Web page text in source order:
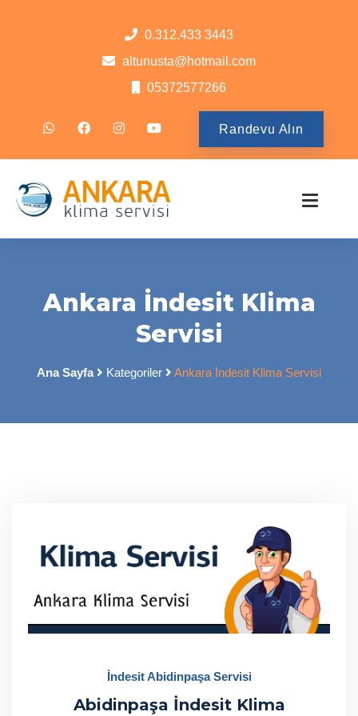
0.312.433 3443
altunusta@hotmail.com
05372577266
Randevu Alın
Ankara İndesit Klima
Servisi
Ana Sayfa Kategoriler Ankara İndesit Klima Servisi
İndesit Abidinpaşa Servisi
Abidinpaşa İndesit Klima